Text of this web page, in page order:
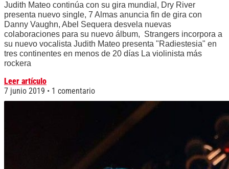
Judith Mateo continúa con su gira mundial, Dry River
presenta nuevo single, 7 Almas anuncia fin de gira con
Danny Vaughn, Abel Sequera desvela nuevas
colaboraciones para su nuevo álbum, Strangers incorpora a
su nuevo vocalista Judith Mateo presenta "Radiestesia" en
tres continentes en menos de 20 días La violinista más
rockera
Leer artículo
7 junio 2019
1 comentario